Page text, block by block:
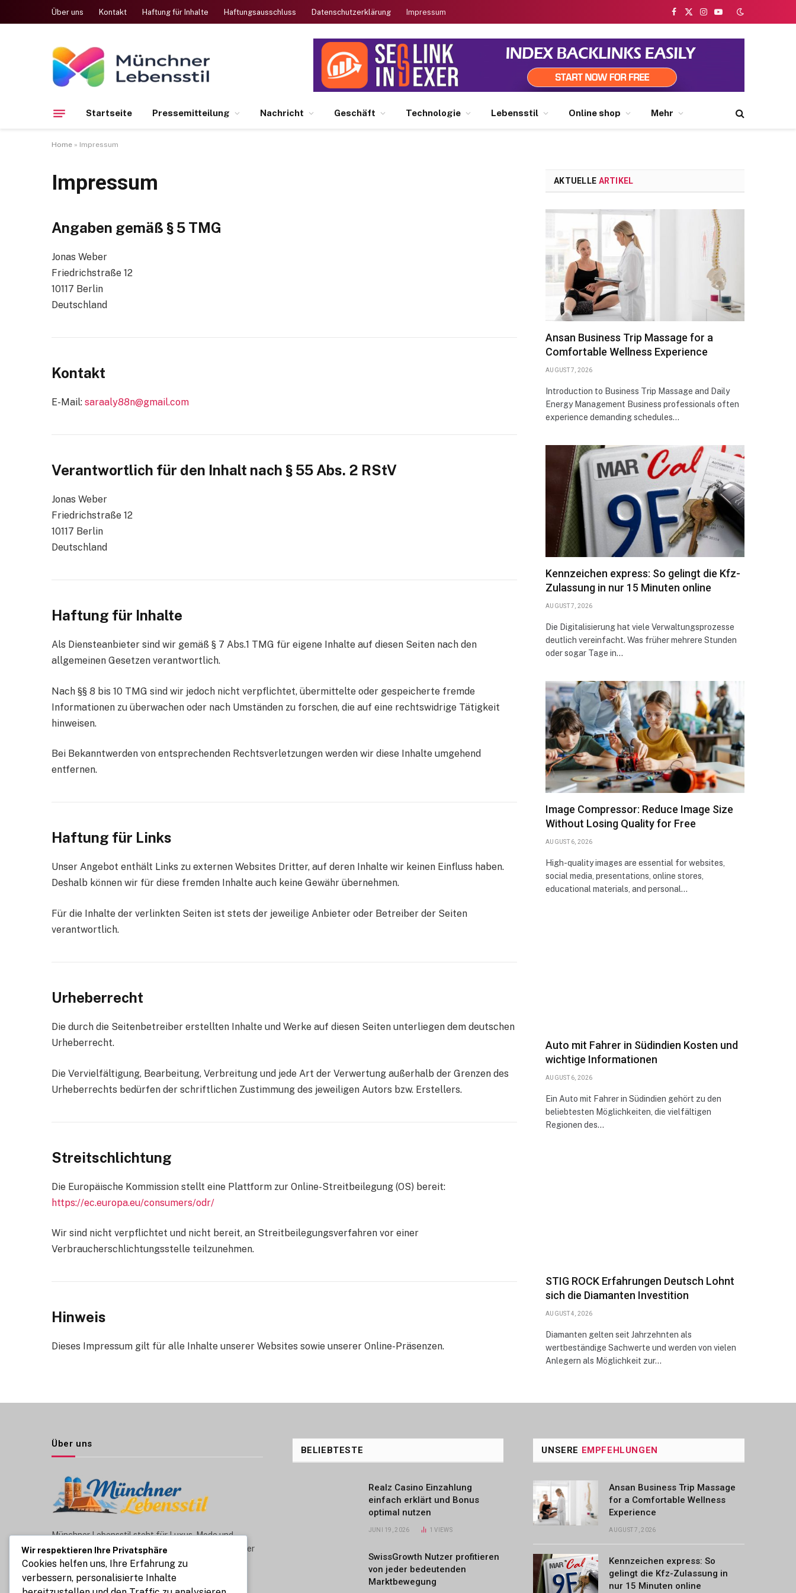
Über uns Kontakt Haftung für Inhalte Haftungsausschluss Datenschutzerklärung Impressum
Facebook
X
Instagram
YouTube
Startseite Pressemitteilung Nachricht Geschäft Technologie Lebensstil Online shop Mehr
Home » Impressum
Impressum
Angaben gemäß § 5 TMG
Jonas Weber
Friedrichstraße 12
10117 Berlin
Deutschland
Kontakt
E-Mail: saraaly88n@gmail.com
Verantwortlich für den Inhalt nach § 55 Abs. 2 RStV
Jonas Weber
Friedrichstraße 12
10117 Berlin
Deutschland
Haftung für Inhalte
Als Diensteanbieter sind wir gemäß § 7 Abs.1 TMG für eigene Inhalte auf diesen Seiten nach den
allgemeinen Gesetzen verantwortlich.
Nach §§ 8 bis 10 TMG sind wir jedoch nicht verpflichtet, übermittelte oder gespeicherte fremde
Informationen zu überwachen oder nach Umständen zu forschen, die auf eine rechtswidrige Tätigkeit
hinweisen.
Bei Bekanntwerden von entsprechenden Rechtsverletzungen werden wir diese Inhalte umgehend
entfernen.
Haftung für Links
Unser Angebot enthält Links zu externen Websites Dritter, auf deren Inhalte wir keinen Einfluss haben.
Deshalb können wir für diese fremden Inhalte auch keine Gewähr übernehmen.
Für die Inhalte der verlinkten Seiten ist stets der jeweilige Anbieter oder Betreiber der Seiten
verantwortlich.
Urheberrecht
Die durch die Seitenbetreiber erstellten Inhalte und Werke auf diesen Seiten unterliegen dem deutschen
Urheberrecht.
Die Vervielfältigung, Bearbeitung, Verbreitung und jede Art der Verwertung außerhalb der Grenzen des
Urheberrechts bedürfen der schriftlichen Zustimmung des jeweiligen Autors bzw. Erstellers.
Streitschlichtung
Die Europäische Kommission stellt eine Plattform zur Online-Streitbeilegung (OS) bereit:
https://ec.europa.eu/consumers/odr/
Wir sind nicht verpflichtet und nicht bereit, an Streitbeilegungsverfahren vor einer
Verbraucherschlichtungsstelle teilzunehmen.
Hinweis
Dieses Impressum gilt für alle Inhalte unserer Websites sowie unserer Online-Präsenzen.
AKTUELLE ARTIKEL
Ansan Business Trip Massage for a
Comfortable Wellness Experience
AUGUST 7, 2026
Introduction to Business Trip Massage and Daily
Energy Management Business professionals often
experience demanding schedules…
Kennzeichen express: So gelingt die Kfz-
Zulassung in nur 15 Minuten online
AUGUST 7, 2026
Die Digitalisierung hat viele Verwaltungsprozesse
deutlich vereinfacht. Was früher mehrere Stunden
oder sogar Tage in…
Image Compressor: Reduce Image Size
Without Losing Quality for Free
AUGUST 6, 2026
High-quality images are essential for websites,
social media, presentations, online stores,
educational materials, and personal…
Auto mit Fahrer in Südindien Kosten und
wichtige Informationen
AUGUST 6, 2026
Ein Auto mit Fahrer in Südindien gehört zu den
beliebtesten Möglichkeiten, die vielfältigen
Regionen des…
STIG ROCK Erfahrungen Deutsch Lohnt
sich die Diamanten Investition
AUGUST 4, 2026
Diamanten gelten seit Jahrzehnten als
wertbeständige Sachwerte und werden von vielen
Anlegern als Möglichkeit zur…
Über uns
Münchner Lebensstil steht für Luxus, Mode und
exklusiven Lifestyle aus München. Wir berichten über
aktuelle Trends, kulinarische Highlights und das
stilvolle Leben in einer der attraktivsten Städte
Deutschlands. Unsere Inhalte inspirieren zu einem
BELIEBTESTE
Realz Casino Einzahlung
einfach erklärt und Bonus
optimal nutzen
JUNI 19, 2026 1VIEWS
SwissGrowth Nutzer profitieren
von jeder bedeutenden
Marktbewegung
UNSERE EMPFEHLUNGEN
Ansan Business Trip Massage
for a Comfortable Wellness
Experience
AUGUST 7, 2026
Kennzeichen express: So
gelingt die Kfz-Zulassung in
nur 15 Minuten online
Wir respektieren Ihre Privatsphäre
Cookies helfen uns, Ihre Erfahrung zu
verbessern, personalisierte Inhalte